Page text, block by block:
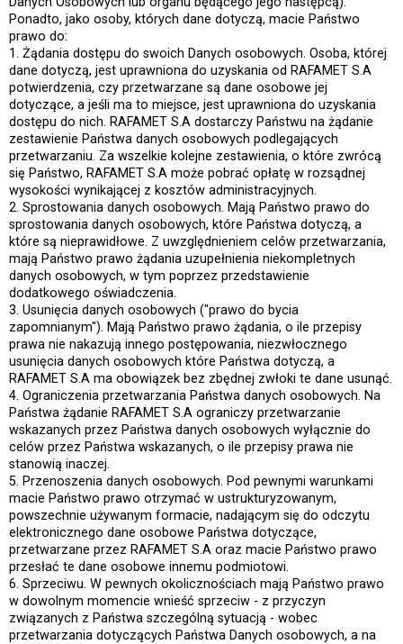
Ponadto, jako osoby, których dane dotyczą, macie Państwo
prawo do:
1. Żądania dostępu do swoich Danych osobowych. Osoba, której
dane dotyczą, jest uprawniona do uzyskania od RAFAMET S.A
potwierdzenia, czy przetwarzane są dane osobowe jej
dotyczące, a jeśli ma to miejsce, jest uprawniona do uzyskania
dostępu do nich. RAFAMET S.A dostarczy Państwu na żądanie
zestawienie Państwa danych osobowych podlegających
przetwarzaniu. Za wszelkie kolejne zestawienia, o które zwrócą
się Państwo, RAFAMET S.A może pobrać opłatę w rozsądnej
wysokości wynikającej z kosztów administracyjnych.
2. Sprostowania danych osobowych. Mają Państwo prawo do
sprostowania danych osobowych, które Państwa dotyczą, a
które są nieprawidłowe. Z uwzględnieniem celów przetwarzania,
mają Państwo prawo żądania uzupełnienia niekompletnych
danych osobowych, w tym poprzez przedstawienie
dodatkowego oświadczenia.
3. Usunięcia danych osobowych ("prawo do bycia
zapomnianym"). Mają Państwo prawo żądania, o ile przepisy
prawa nie nakazują innego postępowania, niezwłocznego
usunięcia danych osobowych które Państwa dotyczą, a
RAFAMET S.A ma obowiązek bez zbędnej zwłoki te dane usunąć.
4. Ograniczenia przetwarzania Państwa danych osobowych. Na
Państwa żądanie RAFAMET S.A ograniczy przetwarzanie
wskazanych przez Państwa danych osobowych wyłącznie do
celów przez Państwa wskazanych, o ile przepisy prawa nie
stanowią inaczej.
5. Przenoszenia danych osobowych. Pod pewnymi warunkami
macie Państwo prawo otrzymać w ustrukturyzowanym,
powszechnie używanym formacie, nadającym się do odczytu
elektronicznego dane osobowe Państwa dotyczące,
przetwarzane przez RAFAMET S.A oraz macie Państwo prawo
przesłać te dane osobowe innemu podmiotowi.
6. Sprzeciwu. W pewnych okolicznościach mają Państwo prawo
w dowolnym momencie wnieść sprzeciw - z przyczyn
związanych z Państwa szczególną sytuacją - wobec
przetwarzania dotyczących Państwa Danych osobowych, a na